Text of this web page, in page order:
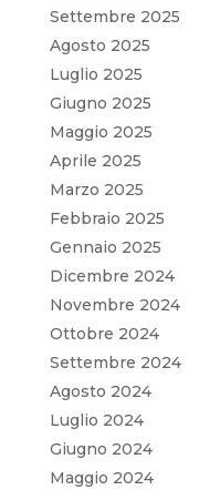
Settembre 2025
Agosto 2025
Luglio 2025
Giugno 2025
Maggio 2025
Aprile 2025
Marzo 2025
Febbraio 2025
Gennaio 2025
Dicembre 2024
Novembre 2024
Ottobre 2024
Settembre 2024
Agosto 2024
Luglio 2024
Giugno 2024
Maggio 2024